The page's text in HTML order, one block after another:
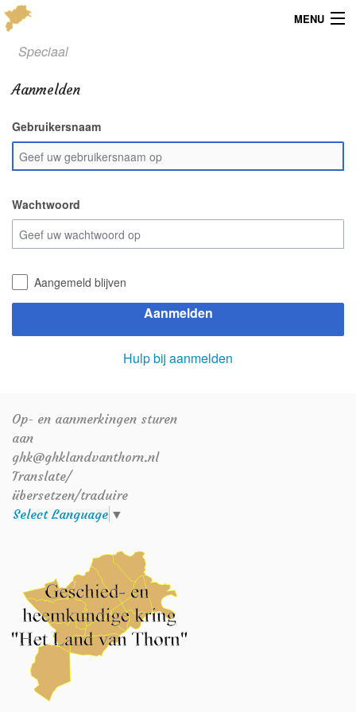
MENU
Menu
Publicaties
Dialect
Locaties
Kaarten
Overig
Verenigingsinfo
Speciaal
Aanmelden
Gebruikersnaam
Wachtwoord
Aangemeld blijven
Aanmelden
Hulp bij aanmelden
Op- en aanmerkingen sturen
aan
ghk@ghklandvanthorn.nl
Translate/
übersetzen/traduire
Select Language ▼